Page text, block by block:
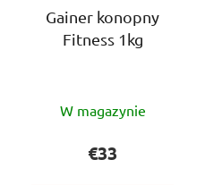
Gainer konopny
Fitness 1kg
ocena
produktu
W magazynie
€33